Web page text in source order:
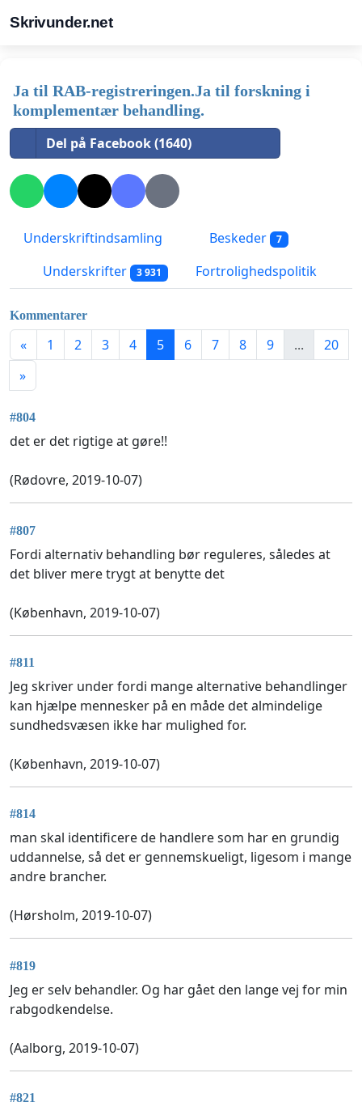
Skrivunder.net
Ja til RAB-registreringen.Ja til forskning i
komplementær behandling.
Del på Facebook (1640)
Underskriftindsamling Beskeder 7
Underskrifter 3 931 Fortrolighedspolitik
Kommentarer
« 1 2 3 4 5 6 7 8 9 ...
20
»
#804
det er det rigtige at gøre!!
(Rødovre, 2019-10-07)
#807
Fordi alternativ behandling bør reguleres, således at
det bliver mere trygt at benytte det
(København, 2019-10-07)
#811
Jeg skriver under fordi mange alternative behandlinger
kan hjælpe mennesker på en måde det almindelige
sundhedsvæsen ikke har mulighed for.
(København, 2019-10-07)
#814
man skal identificere de handlere som har en grundig
uddannelse, så det er gennemskueligt, ligesom i mange
andre brancher.
(Hørsholm, 2019-10-07)
#819
Jeg er selv behandler. Og har gået den lange vej for min
rabgodkendelse.
(Aalborg, 2019-10-07)
#821